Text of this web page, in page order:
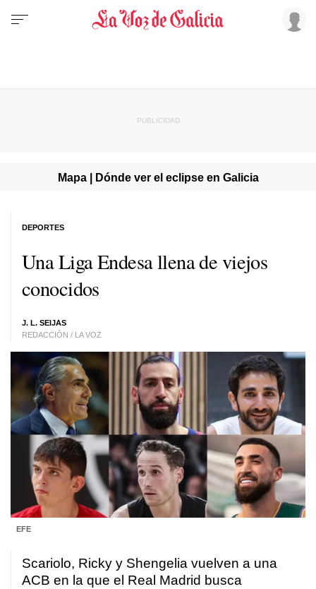
Mapa | Dónde ver el eclipse en Galicia
Una Liga Endesa llena de viejos
conocidos
J. L. SEIJAS
REDACCIÓN / LA VOZ
DEPORTES
EFE
Scariolo, Ricky y Shengelia vuelven a una
ACB en la que el Real Madrid busca